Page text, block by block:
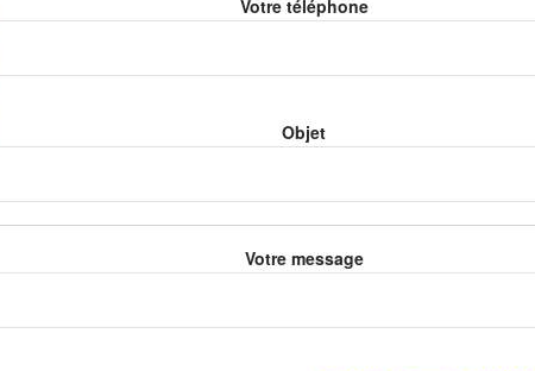
Votre téléphone
Objet
Votre message